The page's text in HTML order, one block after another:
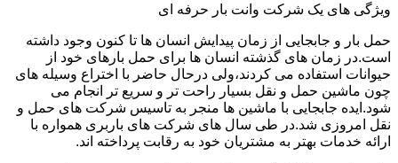
ویژگی های یک شرکت وانت بار حرفه ای
حمل بار و جابجایی از زمان پیدایش انسان ها تا کنون وجود داشته
است.در زمان های گذشته انسان ها برای حمل بارهای خود از
حیوانات استفاده می کردند،ولی درحال حاضر با اختراع وسیله های
چون ماشین حمل و نقل بسیار راحت تر و سریع تر انجام می
شود.ایده جابجایی با ماشین ها منجر به تاسیس شرکت های حمل و
نقل امروزی شد.در طی سال های شرکت های باربری همواره با
ارائه خدمات بهتر به مشتریان خود به رقابت پرداخته اند.